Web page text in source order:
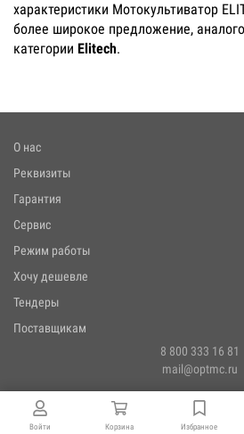
Войти Корзина Избранное
характеристики Мотокультиватор
более широкое предложение,
категории Elitech.
О нас
Реквизиты
Гарантия
Сервис
Режим работы
Хочу дешевле
Тендеры
Поставщикам
8 800 333 16 81
mail@optmc.ru